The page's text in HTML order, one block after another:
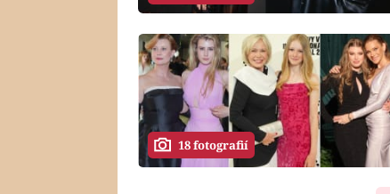
18 fotografií